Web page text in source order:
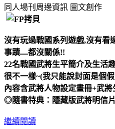
同人場刊周邊資訊 圖文創作
沒有玩過戰國系列遊戲,沒有看
事蹟....都沒關係!!
22名戰國武將生平簡介及生活
很不一樣~(我只能說封面是個
內容含武將人物設定畫冊+武
◎隨書特典：隱藏版武將明信片
繼續閱讀